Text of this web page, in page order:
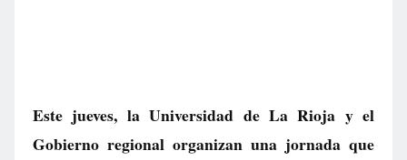
Este jueves, la Universidad de La Rioja y el
Gobierno regional organizan una jornada que